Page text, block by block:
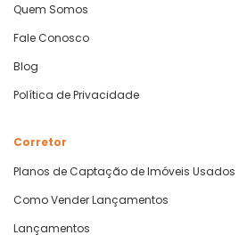
Quem Somos
Fale Conosco
Blog
Política de Privacidade
Corretor
Planos de Captação de Imóveis Usados
Como Vender Lançamentos
Lançamentos